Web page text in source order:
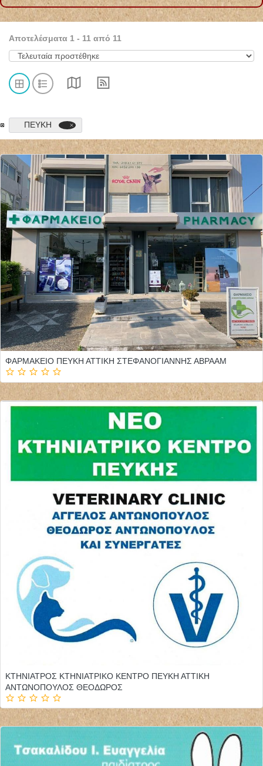
Αποτελέσματα 1 - 11 από 11
ΠΕΥΚΗ
ΦΑΡΜΑΚΕΙΟ ΠΕΥΚΗ ΑΤΤΙΚΗ ΣΤΕΦΑΝΟΓΙΑΝΝΗΣ ΑΒΡΑΑΜ
ΚΤΗΝΙΑΤΡΟΣ ΚΤΗΝΙΑΤΡΙΚΟ ΚΕΝΤΡΟ ΠΕΥΚΗ ΑΤΤΙΚΗ
ΑΝΤΩΝΟΠΟΥΛΟΣ ΘΕΟΔΩΡΟΣ